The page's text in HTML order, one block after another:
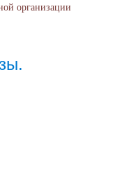
Свойства
организации